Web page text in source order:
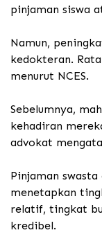
pinjaman siswa
Namun,
kedokteran.
menurut NCES.
Sebelumnya,
kehadiran
advokat
Pinjaman
menetapkan
relatif, tingkat
kredibel.